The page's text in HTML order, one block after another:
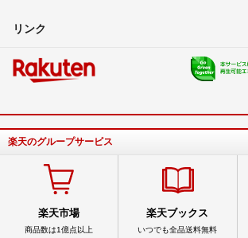
リンク
楽天のグループサービス
楽天市場
商品数は1億点以上
楽天ブックス
いつでも全品送料無料